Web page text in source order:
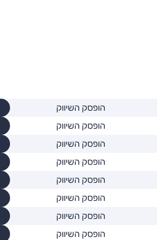
הופסק השיווק
הופסק השיווק
הופסק השיווק
הופסק השיווק
הופסק השיווק
הופסק השיווק
הופסק השיווק
הופסק השיווק